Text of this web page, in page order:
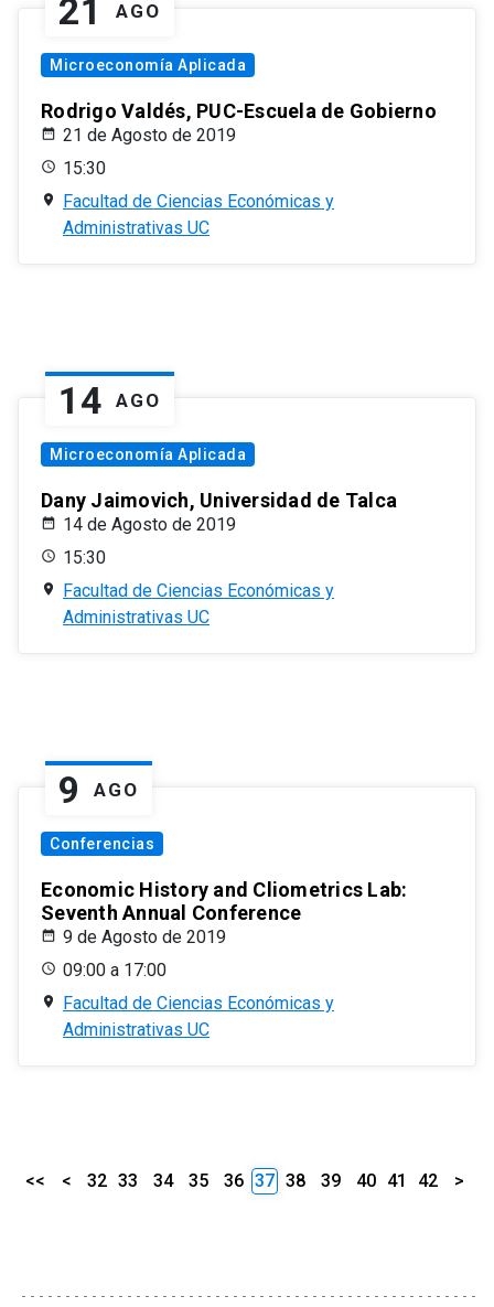
21 AGO
Microeconomía Aplicada
Rodrigo Valdés, PUC-Escuela de Gobierno
21 de Agosto de 2019
15:30
Facultad de Ciencias Económicas y
Administrativas UC
14 AGO
Microeconomía Aplicada
Dany Jaimovich, Universidad de Talca
14 de Agosto de 2019
15:30
Facultad de Ciencias Económicas y
Administrativas UC
9 AGO
Conferencias
Economic History and Cliometrics Lab:
Seventh Annual Conference
9 de Agosto de 2019
09:00 a 17:00
Facultad de Ciencias Económicas y
Administrativas UC
<< < 32 33 34 35 36 37 38 39 40 41 42 >